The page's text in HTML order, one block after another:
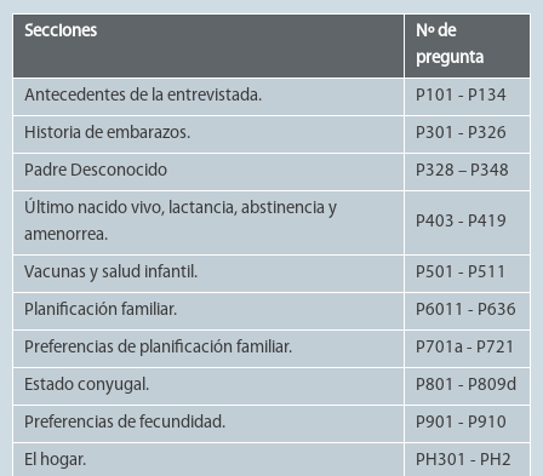
Secciones
Nº de
pregunta
Antecedentes de la entrevistada. P101 - P134
Historia de embarazos. P301 - P326
Padre Desconocido P328 – P348
Último nacido vivo, lactancia, abstinencia y
amenorrea.
P403 - P419
Vacunas y salud infantil. P501 - P511
Planificación familiar. P6011 - P636
Preferencias de planificación familiar. P701a - P721
Estado conyugal. P801 - P809d
Preferencias de fecundidad. P901 - P910
El hogar. PH301 - PH2